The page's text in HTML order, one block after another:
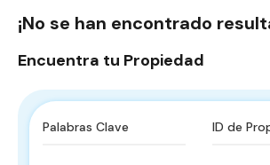
¡No se han encontrado
Encuentra tu Propiedad